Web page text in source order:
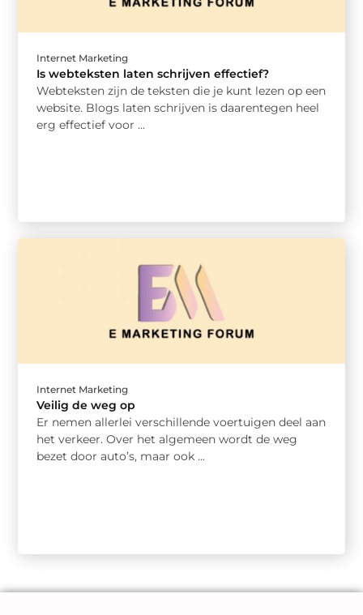
Internet Marketing
Is webteksten laten schrijven effectief?
Webteksten zijn de teksten die je kunt lezen op een
website. Blogs laten schrijven is daarentegen heel
erg effectief voor ...
Internet Marketing
Veilig de weg op
Er nemen allerlei verschillende voertuigen deel aan
het verkeer. Over het algemeen wordt de weg
bezet door auto’s, maar ook ...